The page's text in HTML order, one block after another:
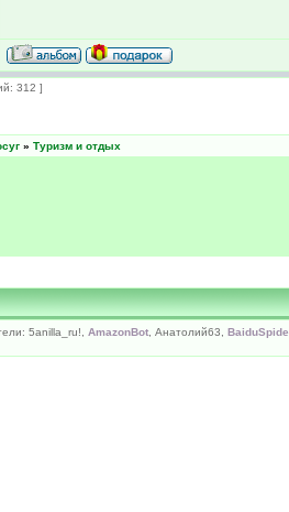
312 ]
» Туризм и отдых
5anilla_ru!, AmazonBot , Анатолий63,